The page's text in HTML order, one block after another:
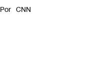
Servicios
Por CNN